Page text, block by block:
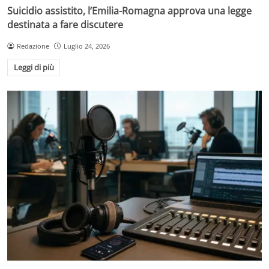
Suicidio assistito, l’Emilia-Romagna approva una legge
destinata a fare discutere
Redazione Luglio 24, 2026
Leggi di più